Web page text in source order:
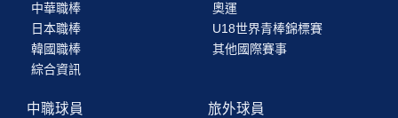
中華職棒
日本職棒
韓國職棒
綜合資訊
奧運
U18世界青棒錦標賽
其他國際賽事
中職球員 旅外球員